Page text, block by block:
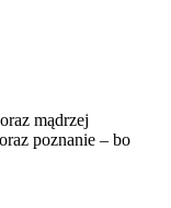
mądrzej
poznanie – bo